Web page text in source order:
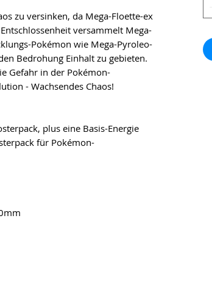
zu versinken, da Mega-Floette-ex
versammelt Mega-
Pokémon wie Mega-Pyroleo-
Bedrohung Einhalt zu gebieten.
Gefahr in der Pokémon-
- Wachsendes Chaos!
plus eine Basis-Energie
für Pokémon-